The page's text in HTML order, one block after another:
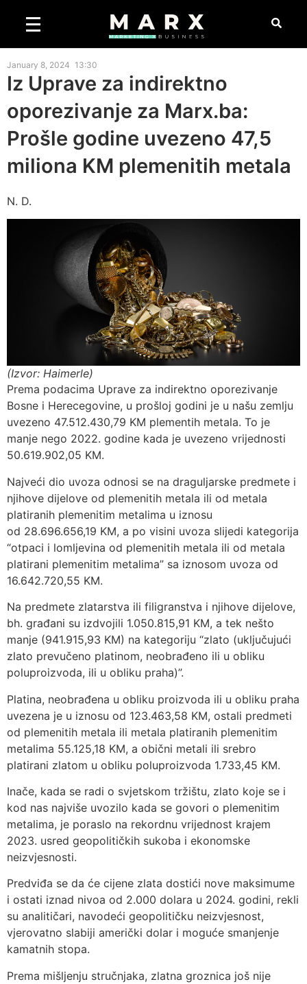
January 8, 2024 13:30
Iz Uprave za indirektno
oporezivanje za Marx.ba:
Prošle godine uvezeno 47,5
miliona KM plemenitih metala
N. D.
(Izvor: Haimerle)
Prema podacima Uprave za indirektno oporezivanje
Bosne i Herecegovine, u prošloj godini je u našu zemlju
uvezeno 47.512.430,79 KM plementih metala. To je
manje nego 2022. godine kada je uvezeno vrijednosti
50.619.902,05 KM.
Najveći dio uvoza odnosi se na draguljarske predmete i
njihove dijelove od plemenitih metala ili od metala
platiranih plemenitim metalima u iznosu
od 28.696.656,19 KM, a po visini uvoza slijedi kategorija
“otpaci i lomljevina od plemenitih metala ili od metala
platirani plemenitim metalima” sa iznosom uvoza od
16.642.720,55 KM.
Na predmete zlatarstva ili filigranstva i njihove dijelove,
bh. građani su izdvojili 1.050.815,91 KM, a tek nešto
manje (941.915,93 KM) na kategoriju “zlato (uključujući
zlato prevučeno platinom, neobrađeno ili u obliku
poluproizvoda, ili u obliku praha)”.
Platina, neobrađena u obliku proizvoda ili u obliku praha
uvezena je u iznosu od 123.463,58 KM, ostali predmeti
od plemenitih metala ili metala platiranih plemenitim
metalima 55.125,18 KM, a obični metali ili srebro
platirani zlatom u obliku poluproizvoda 1.733,45 KM.
Inače, kada se radi o svjetskom tržištu, zlato koje se i
kod nas najviše uvozilo kada se govori o plemenitim
metalima, je poraslo na rekordnu vrijednost krajem
2023. usred geopolitičkih sukoba i ekonomske
neizvjesnosti.
Predviđa se da će cijene zlata dostići nove maksimume
i ostati iznad nivoa od 2.000 dolara u 2024. godini, rekli
su analitičari, navodeći geopolitičku neizvjesnost,
vjerovatno slabiji američki dolar i moguće smanjenje
kamatnih stopa.
Prema mišljenju stručnjaka, zlatna groznica još nije